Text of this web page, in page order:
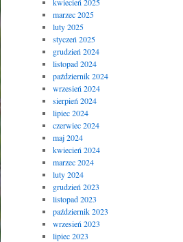
marzec 2025
luty 2025
styczeń 2025
grudzień 2024
listopad 2024
październik 2024
wrzesień 2024
sierpień 2024
lipiec 2024
czerwiec 2024
maj 2024
kwiecień 2024
marzec 2024
luty 2024
grudzień 2023
listopad 2023
październik 2023
wrzesień 2023
lipiec 2023